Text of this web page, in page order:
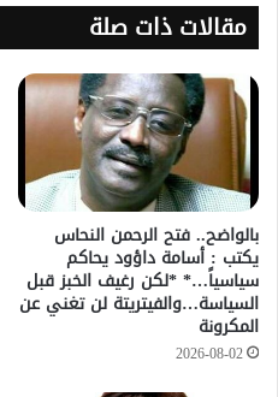
مقالات ذات صلة
بالواضح.. فتح الرحمن النحاس
يكتب : أسامة داؤود يحاكم
سياسياً…* *لكن رغيف الخبز قبل
السياسة…والفيتريتة لن تغني عن
المكرونة
2026-08-02